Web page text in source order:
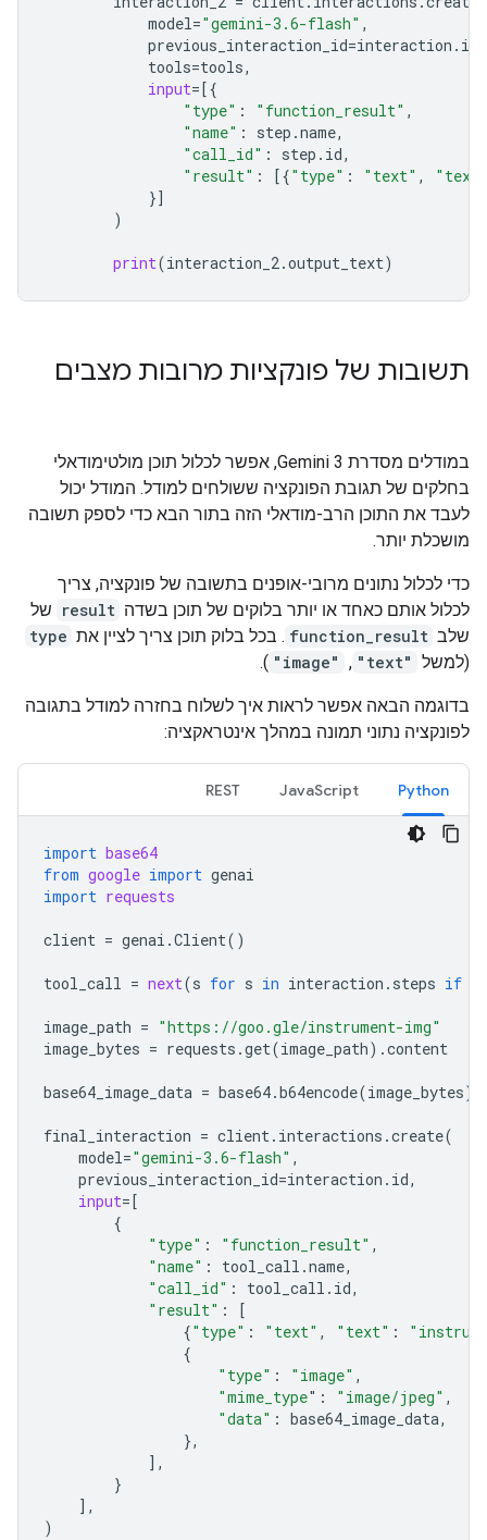
model="gemini-3.6-flash" ,
previous_interaction_id=interaction . id
tools=tools,
input= [{
"type" : "function_result" ,
"name" : step .name,
"call_id" : step . id,
"result" : [{"type" : "text" ,
}]
)
print(interaction_2.output_text)
תשובות של פונקציות מרובות מצבים
במודלים מסדרת Gemini 3, אפשר לכלול תוכן מולטימודאלי
בחלקים של תגובת הפונקציה ששולחים למודל. המודל יכול
לעבד את התוכן הרב-מודאלי הזה בתור הבא כדי לספק תשובה
מושכלת יותר.
כדי לכלול נתונים מרובי-אופנים בתשובה של פונקציה, צריך
לכלול אותם כאחד או יותר בלוקים של תוכן בשדה result של
שלב function_result . בכל בלוק תוכן צריך לציין את type
(למשל "text"
,‏
"image"
).
בדוגמה הבאה אפשר לראות איך לשלוח בחזרה למודל בתגובה
לפונקציה נתוני תמונה במהלך אינטראקציה:
Python
JavaScript
REST
import base64
from google import genai
import requests
client = genai .Client()
tool_call = next(s for s in interaction . steps if
image_path = "https://goo.gle/instrument-img"
image_bytes = requests .get(image_path) .content
base64_image_data = base64.b64encode(image_bytes)
final_interaction = client. interactions .create(
model="gemini-3.6-flash" ,
previous_interaction_id=interaction . id,
input= [
{
"type" : "function_result" ,
"name" : tool_call .name,
"call_id" : tool_call . id,
"result" :
[
{"type" : "text" , "text" :
{
"type" : "image" ,
"mime_type" : "image/jpeg" ,
"data" : base64_image_data,
},
],
}
],
)